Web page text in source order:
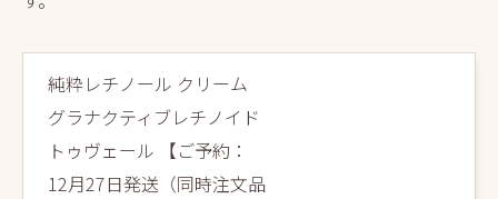
純粋レチノール クリーム
グラナクティブレチノイド
トゥヴェール 【ご予約：
12月27日発送（同時注文品